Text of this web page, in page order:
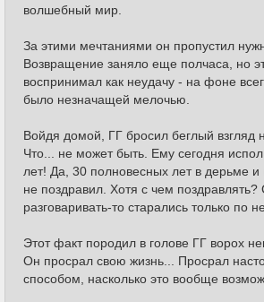
волшебный мир.
За этими мечтаниями он пропустил
Возвращение заняло еще полчаса, но
воспринимал как неудачу - на фоне
было незначащей мелочью.
Войдя домой, ГГ бросил беглый взгляд
Что... не может быть. Ему сегодня
лет! Да, 30 полновесных лет в дерьме и
не поздравил. Хотя с чем
разговаривать-то старались только по
Этот факт породил в голове ГГ ворох
Он просрал свою жизнь... Просрал
способом, насколько это вообще